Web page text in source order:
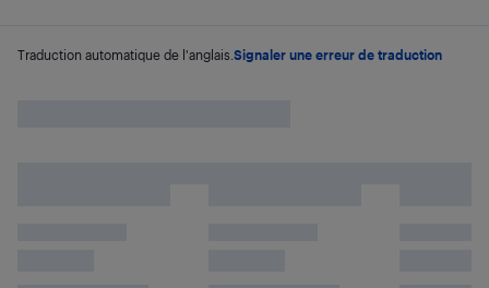
Traduction automatique de l'anglais. Signaler une erreur de traduction